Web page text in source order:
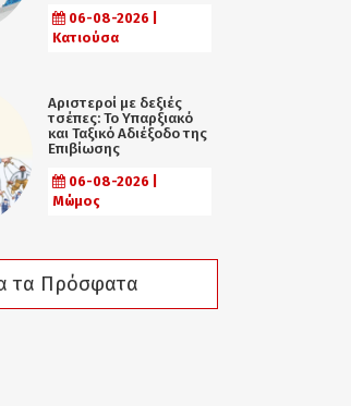
06-08-2026 |
Κατιούσα
Αριστεροί με δεξιές
τσέπες: Το Υπαρξιακό
και Ταξικό Αδιέξοδο της
Επιβίωσης
06-08-2026 |
Μώμος
τα Πρόσφατα